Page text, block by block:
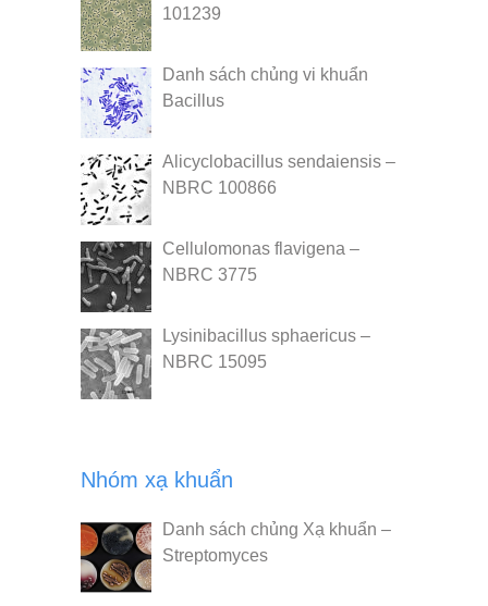
101239
Danh sách chủng vi khuẩn
Bacillus
Alicyclobacillus sendaiensis –
NBRC 100866
Cellulomonas flavigena –
NBRC 3775
Lysinibacillus sphaericus –
NBRC 15095
Nhóm xạ khuẩn
Danh sách chủng Xạ khuẩn –
Streptomyces